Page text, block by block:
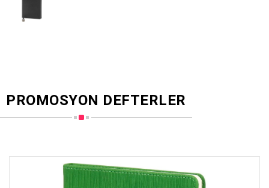
PROMOSYON DEFTERLER